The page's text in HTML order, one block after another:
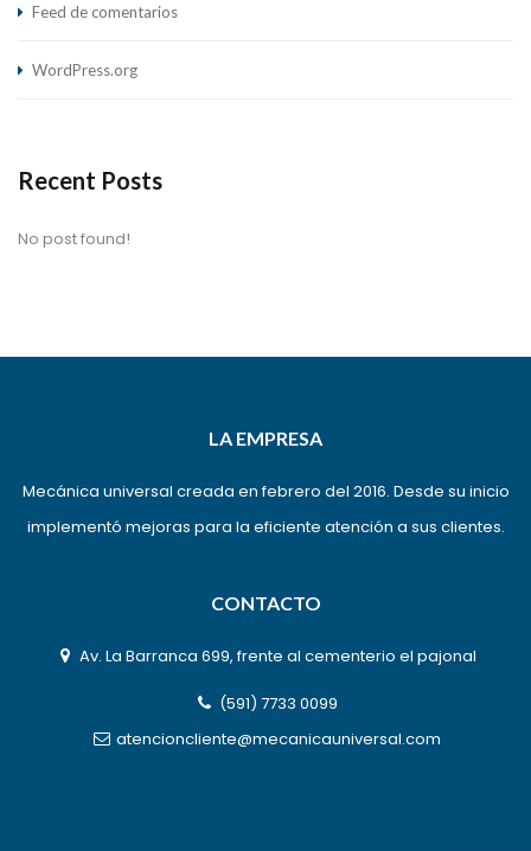
Feed de comentarios
WordPress.org
Recent Posts
No post found!
LA EMPRESA
Mecánica universal creada en febrero del 2016. Desde su inicio
implementó mejoras para la eficiente atención a sus clientes.
CONTACTO
Av. La Barranca 699, frente al cementerio el pajonal
(591) 7733 0099
atencioncliente@mecanicauniversal.com